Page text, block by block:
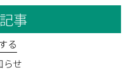
事
る
らせ